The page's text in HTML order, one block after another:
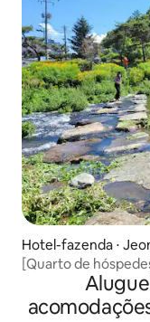
Hotel-fazenda ⋅
[Quarto de
Chorocamp #